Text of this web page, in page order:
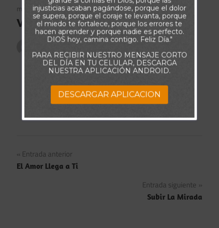
marzo 11, 2019 Frases Bonitas Cortas
Vivan Mis Enemigos
Publicado poradmin
Prefiero a un enemigo feroz, que a un amigo
inconfiable, porque el enemigo, jamás podrá
traicionarme.
Navegación
de
Entrada anterior
El Amor Llega a Ti
Entrada siguiente
Subir La Mirada
injusticias acaban pagándose, porque el dolor
se supera, porque el coraje te levanta, porque
el miedo te fortalece, porque los errores te
hacen aprender y porque nadie es perfecto.
DIOS hoy, camina contigo. Feliz Día."
PARA RECIBIR NUESTRO MENSAJE CORTO
DEL DÍA EN TU CELULAR, DESCARGA
NUESTRA APLICACIÓN ANDROID.
DESCARGAR APLICACION